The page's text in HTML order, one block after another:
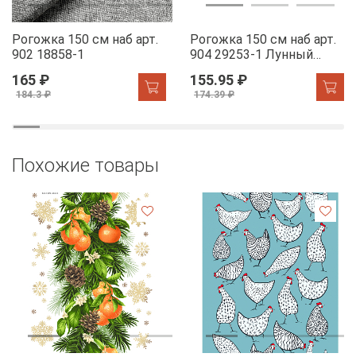
Рогожка 150 см наб арт.
902 18858-1
165 ₽
184.3 ₽
Рогожка 150 см наб арт.
904 29253-1 Лунный
155.95 ₽
174.39 ₽
Похожие товары